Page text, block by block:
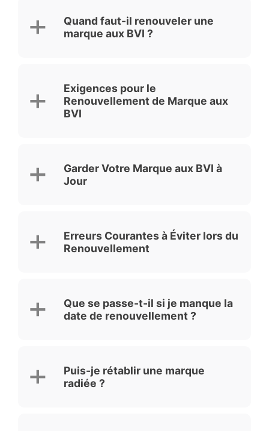
Quand faut-il renouveler une
marque aux BVI ?
Exigences pour le
Renouvellement de Marque aux
BVI
Garder Votre Marque aux BVI à
Jour
Erreurs Courantes à Éviter lors du
Renouvellement
Que se passe-t-il si je manque la
date de renouvellement ?
Puis-je rétablir une marque
radiée ?